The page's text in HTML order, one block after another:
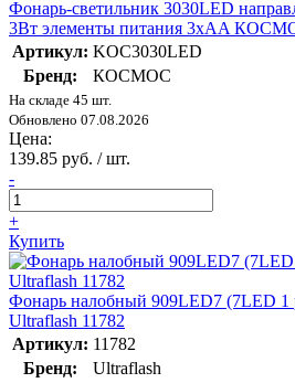
Фонарь-светильник 3030LED
3Вт элементы питания 3хAA
Артикул: KOC3030LED
Бренд:
КОСМОС
На складе 45 шт.
Обновлено 07.08.2026
Цена:
139.85 руб. / шт.
-
+
Купить
Фонарь налобный 909LED7 (7LED 1
Ultraflash 11782
Артикул: 11782
Бренд:
Ultraflash